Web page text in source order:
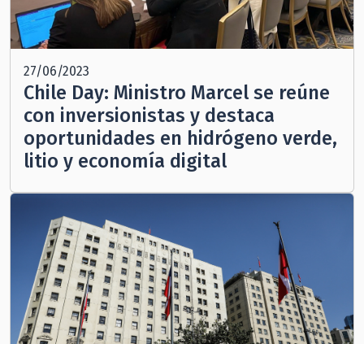
27/06/2023
Chile Day: Ministro Marcel se reúne
con inversionistas y destaca
oportunidades en hidrógeno verde,
litio y economía digital